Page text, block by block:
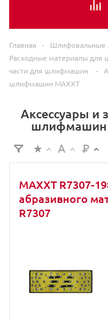
Главная - Шлифовальные
Расходные материалы
части для шлифмашин
-
шлифмашин MAXXT
Аксессуары и
шлифмашин
MAXXT R7307-
абразивного
R7307